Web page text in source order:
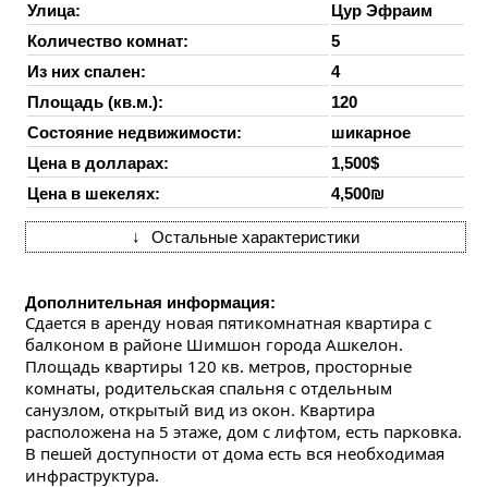
Улица:
Цур Эфраим
Количество комнат:
5
Из них спален:
4
Площадь (кв.м.):
120
Состояние недвижимости:
шикарное
Цена в долларах:
1,500$
Цена в шекелях:
4,500₪
↓ Остальные характеристики
Дополнительная информация:
Сдается в аренду новая пятикомнатная квартира с
балконом в районе Шимшон города Ашкелон.
Площадь квартиры 120 кв. метров, просторные
комнаты, родительская спальня с отдельным
санузлом, открытый вид из окон. Квартира
расположена на 5 этаже, дом с лифтом, есть парковка.
В пешей доступности от дома есть вся необходимая
инфраструктура.